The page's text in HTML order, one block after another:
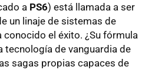
a PS6) está llamada a ser
un linaje de sistemas de
el éxito. ¿Su fórmula
tecnología de vanguardia de
sagas propias capaces de